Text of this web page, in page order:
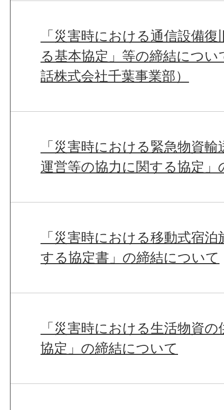
「災害時における通信設備
る基本協定」等の締結につい
話株式会社千葉事業部）
「災害時における緊急物資
運営等の協力に関する協定
「災害時における移動式宿
する協定書」の締結について
「災害時における生活物資
協定」の締結について